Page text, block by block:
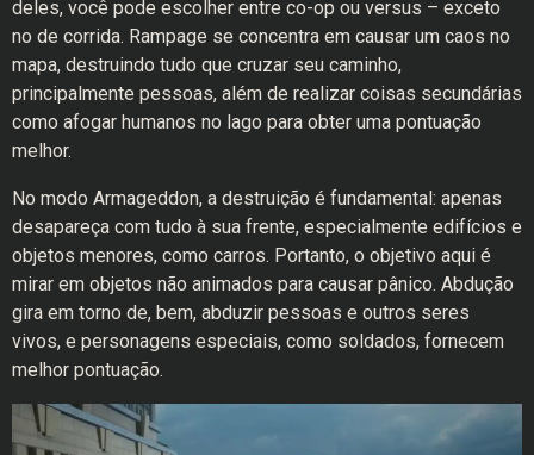
deles, você pode escolher entre co-op ou versus – exceto
no de corrida. Rampage se concentra em causar um caos no
mapa, destruindo tudo que cruzar seu caminho,
principalmente pessoas, além de realizar coisas secundárias
como afogar humanos no lago para obter uma pontuação
melhor.
No modo Armageddon, a destruição é fundamental: apenas
desapareça com tudo à sua frente, especialmente edifícios e
objetos menores, como carros. Portanto, o objetivo aqui é
mirar em objetos não animados para causar pânico. Abdução
gira em torno de, bem, abduzir pessoas e outros seres
vivos, e personagens especiais, como soldados, fornecem
melhor pontuação.